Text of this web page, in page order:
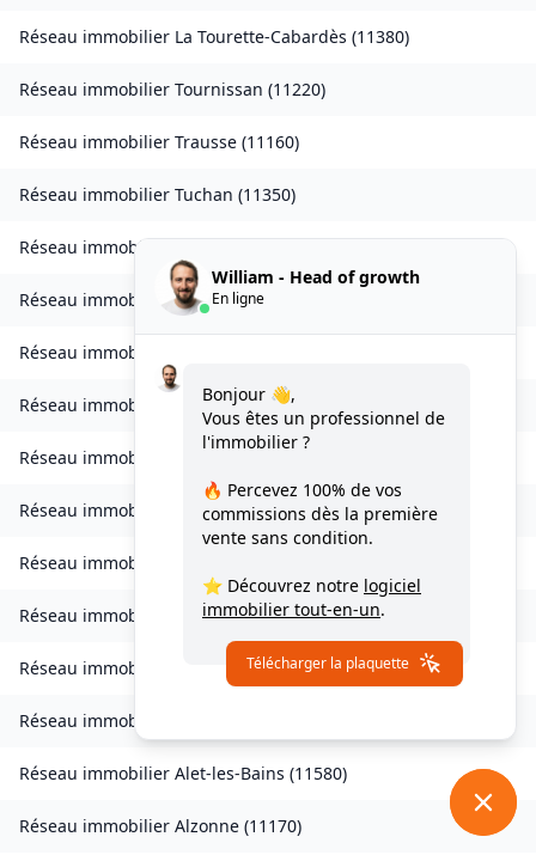
Réseau immobilier La Tourette-Cabardès (11380)
Réseau immobilier Tournissan (11220)
Réseau immobilier Trausse (11160)
Réseau immobilier Tuchan (11350)
Réseau immobilier
Réseau immobilierVentenac-en-Minervois
Réseau immobilier
Réseau immobilier Vignevieille (11330
Réseau immobilier
Réseau immobilier Villanière(11600 )
Réseau immobilier
Réseau immobilier Villarzel-Cabardès(11600)
Réseau immobilier Villefloure(11570)
Réseau immobilier
Réseau immobilier Alet-les-Bains (11580)
Réseau immobilier Alzonne (11170)
William - Head of growth
En ligne
Bonjour 👋,
Vous êtes un professionnel de
l'immobilier ?
🔥 Percevez 100% de vos
commissions dès la première
vente sans condition.
⭐ Découvrez notre logiciel
immobilier tout-en-un.
Télécharger la plaquette